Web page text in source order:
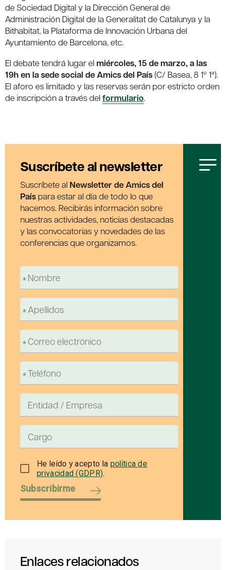
de Sociedad Digital y la Dirección General de
Administración Digital de la Generalitat de Catalunya y la
Bithabitat, la Plataforma de Innovación Urbana del
Ayuntamiento de Barcelona, etc.
El debate tendrá lugar el miércoles, 15 de marzo, a las
19h en la sede social de Amics del País(C/ Basea, 8 1º 1ª).
El aforo es limitado y las reservas serán por estricto orden
de inscripción a través delformulario.
Suscríbete al newsletter
Suscríbete al Newsletter de Amics del
País para estar al día de todo lo que
hacemos. Recibirás información sobre
nuestras actividades, noticias destacadas
y las convocatorias y novedades de las
conferencias que organizamos.
He leído y acepto la política de
privacidad (GDPR).
Subscribirme
Enlaces relacionados